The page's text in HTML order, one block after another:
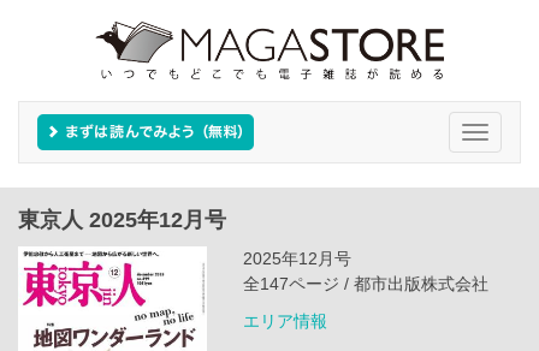
Toggle
東京人 2025年12月号
2025年12月号
全147ページ / 都市出版株式会社
エリア情報